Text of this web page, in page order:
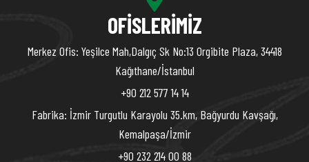
OFISLERIMIZ
Merkez Ofis: Yeşilce Mah,Dalgıç Sk No:13 Orgibite Plaza, 34418
Kağıthane/İstanbul
+90 212 577 14 14
Fabrika: İzmir Turgutlu Karayolu 35.km, Bağyurdu Kavşağı,
Kemalpaşa/İzmir
+90 232 214 00 88